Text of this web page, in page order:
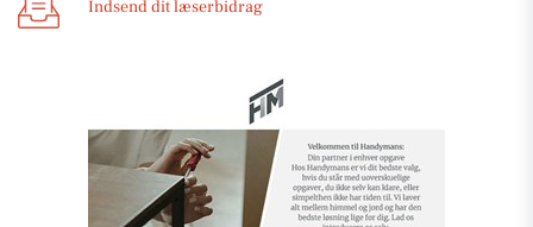
Indsend dit læserbidrag